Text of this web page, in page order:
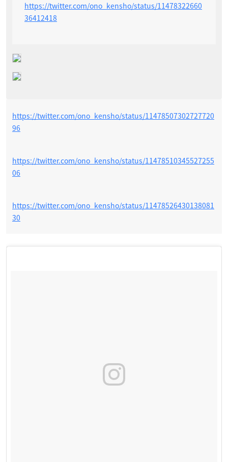
https://twitter.com/ono_kensho/status/11478322660
36412418
https://twitter.com/ono_kensho/status/11478507302727720
96
https://twitter.com/ono_kensho/status/11478510345527255
06
https://twitter.com/ono_kensho/status/11478526430138081
30